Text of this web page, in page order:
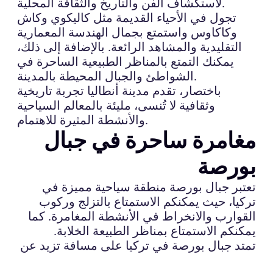
لاستكشاف الفن والتاريخ والثقافة المحلية.
تجول في الأحياء القديمة مثل كاليكوي وكاش
وكاكاوس واستمتع بجمال الهندسة المعمارية
التقليدية والمشاهد الرائعة. بالإضافة إلى ذلك،
يمكنك التمتع بالمناظر الطبيعية الساحرة في
الشواطئ والجبال المحيطة بالمدينة.
باختصار، تقدم مدينة أنطاليا تجربة تاريخية
وثقافية لا تُنسى، مليئة بالمعالم السياحية
والأنشطة المثيرة للاهتمام.
مغامرة ساحرة في جبال
بورصة
تعتبر جبال بورصة منطقة سياحية مميزة في
تركيا، حيث يمكنكم الاستمتاع بالتزلج وركوب
القوارب والانخراط في الأنشطة المغامرة. كما
يمكنكم الاستمتاع بمناظر الطبيعة الخلابة.
تمتد جبال بورصة في تركيا على مسافة تزيد عن